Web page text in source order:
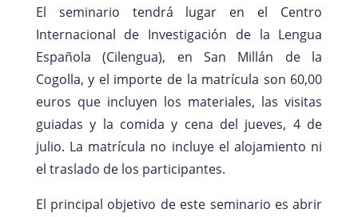
El seminario tendrá lugar en el Centro
Internacional de Investigación de la Lengua
Española (Cilengua), en San Millán de la
Cogolla, y el importe de la matrícula son 60,00
euros que incluyen los materiales, las visitas
guiadas y la comida y cena del jueves, 4 de
julio. La matrícula no incluye el alojamiento ni
el traslado de los participantes.
El principal objetivo de este seminario es abrir